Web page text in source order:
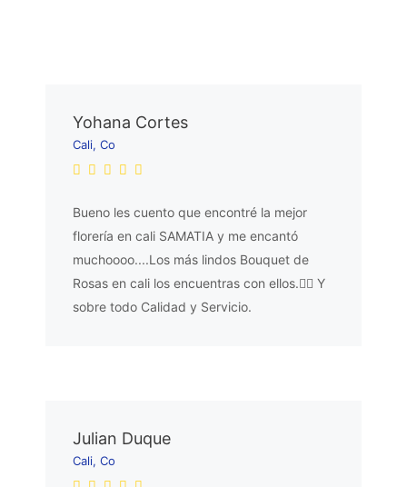
Yohana Cortes
Cali, Co
Bueno les cuento que encontré la mejor
florería en cali SAMATIA y me encantó
muchoooo....Los más lindos Bouquet de
Rosas en cali los encuentras con ellos.👌🏼 Y
sobre todo Calidad y Servicio.
Julian Duque
Cali, Co